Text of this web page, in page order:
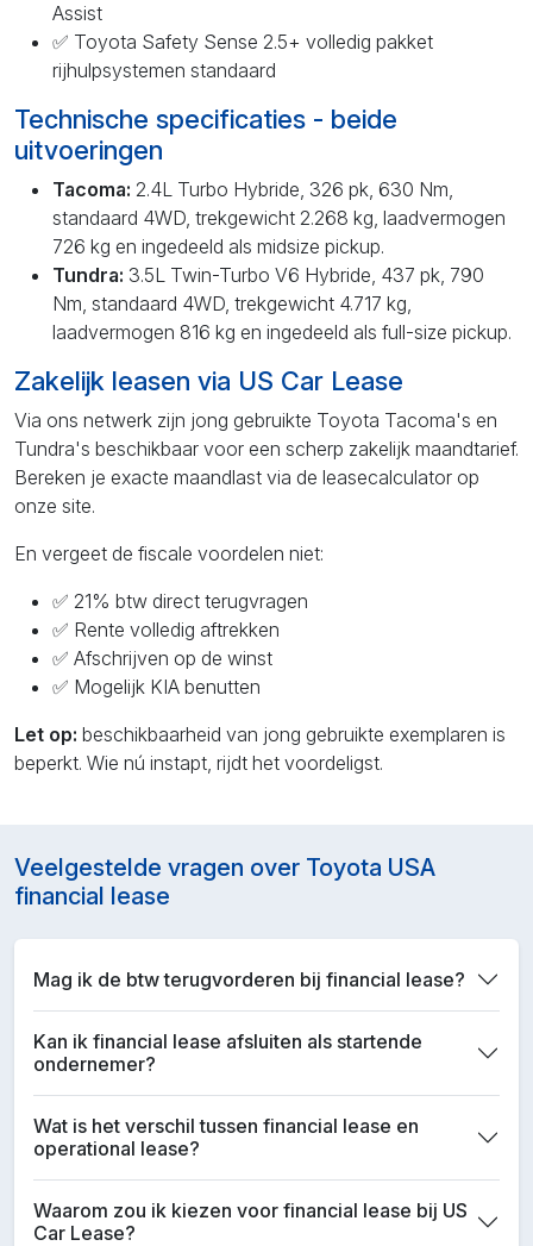
Assist
✅ Toyota Safety Sense 2.5+ volledig pakket
rijhulpsystemen standaard
Technische specificaties - beide
uitvoeringen
Tacoma: 2.4L Turbo Hybride, 326 pk, 630 Nm,
standaard 4WD, trekgewicht 2.268 kg, laadvermogen
726 kg en ingedeeld als midsize pickup.
Tundra: 3.5L Twin-Turbo V6 Hybride, 437 pk, 790
Nm, standaard 4WD, trekgewicht 4.717 kg,
laadvermogen 816 kg en ingedeeld als full-size pickup.
Zakelijk leasen via US Car Lease
Via ons netwerk zijn jong gebruikte Toyota Tacoma's en
Tundra's beschikbaar voor een scherp zakelijk maandtarief.
Bereken je exacte maandlast via de leasecalculator op
onze site.
En vergeet de fiscale voordelen niet:
✅ 21% btw direct terugvragen
✅ Rente volledig aftrekken
✅ Afschrijven op de winst
✅ Mogelijk KIA benutten
Let op: beschikbaarheid van jong gebruikte exemplaren is
beperkt. Wie nú instapt, rijdt het voordeligst.
Veelgestelde vragen over Toyota USA
financial lease
Mag ik de btw terugvorderen bij financial lease?
Kan ik financial lease afsluiten als startende
ondernemer?
Wat is het verschil tussen financial lease en
operational lease?
Waarom zou ik kiezen voor financial lease bij US
Car Lease?